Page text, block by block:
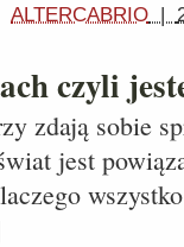
ALTERCABRIO |
czyli
zdają sobie
jest